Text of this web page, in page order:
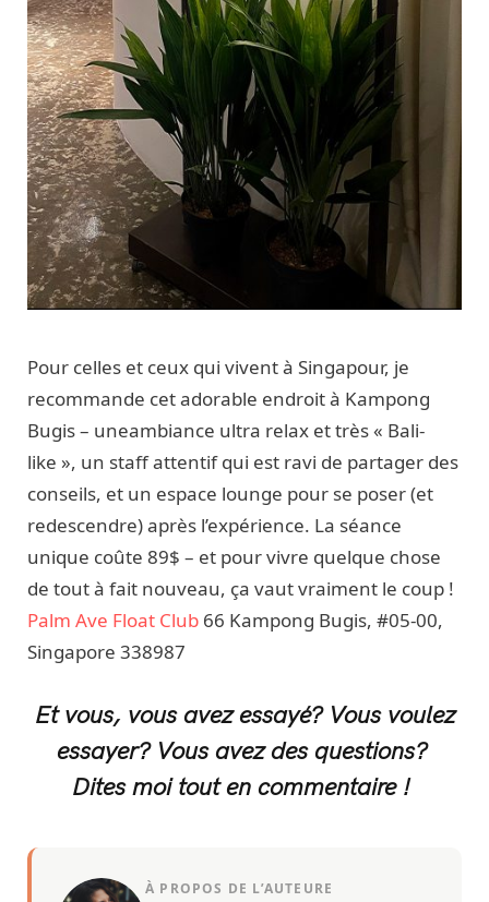
Pour celles et ceux qui vivent à Singapour, je
recommande cet adorable endroit à Kampong
Bugis – uneambiance ultra relax et très « Bali-
like », un staff attentif qui est ravi de partager des
conseils, et un espace lounge pour se poser (et
redescendre) après l’expérience. La séance
unique coûte 89$ – et pour vivre quelque chose
de tout à fait nouveau, ça vaut vraiment le coup !
Palm Ave Float Club 66 Kampong Bugis, #05-00,
Singapore 338987
Et vous, vous avez essayé? Vous voulez
essayer? Vous avez des questions?
Dites moi tout en commentaire !
À PROPOS DE L’AUTEURE